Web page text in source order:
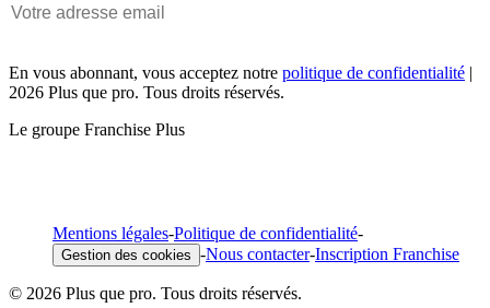
En vous abonnant, vous acceptez notre politique de confidentialité |
2026 Plus que pro. Tous droits réservés.
Le groupe Franchise Plus
Mentions légales-Politique de confidentialité-
Gestion des cookies -Nous contacter-Inscription Franchise
© 2026 Plus que pro. Tous droits réservés.